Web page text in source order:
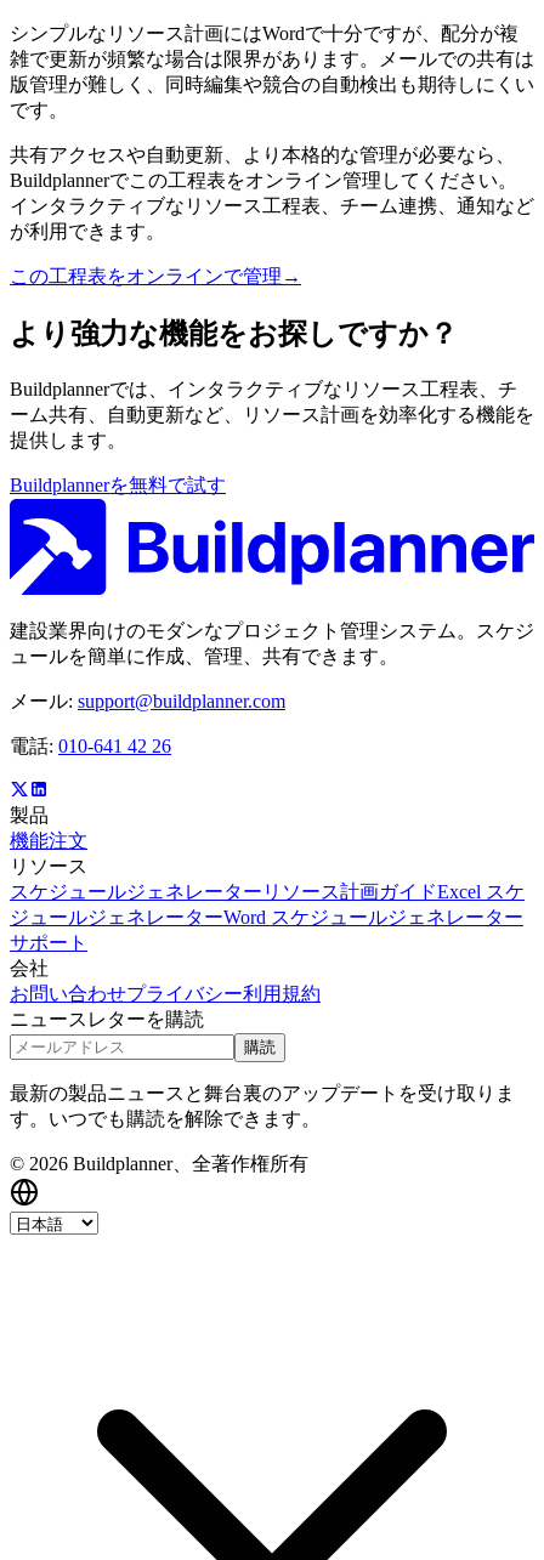
シンプルなリソース計画にはWordで十分ですが、配分が複
雑で更新が頻繁な場合は限界があります。メールでの共有は
版管理が難しく、同時編集や競合の自動検出も期待しにくい
です。
共有アクセスや自動更新、より本格的な管理が必要なら、
Buildplannerでこの工程表をオンライン管理してください。
インタラクティブなリソース工程表、チーム連携、通知など
が利用できます。
この工程表をオンラインで管理 →
より強力な機能をお探しですか？
Buildplannerでは、インタラクティブなリソース工程表、チ
ーム共有、自動更新など、リソース計画を効率化する機能を
提供します。
Buildplannerを無料で試す
建設業界向けのモダンなプロジェクト管理システム。スケジ
ュールを簡単に作成、管理、共有できます。
メール: support@buildplanner.com
電話: 010-641 42 26
製品
機能注文
リソース
スケジュールジェネレーター リソース計画ガイドExcel スケ
ジュールジェネレーターWord スケジュールジェネレーター
サポート
会社
お問い合わせプライバシー利用規約
ニュースレターを購読
購読
最新の製品ニュースと舞台裏のアップデートを受け取りま
す。いつでも購読を解除できます。
© 2026 Buildplanner、全著作権所有